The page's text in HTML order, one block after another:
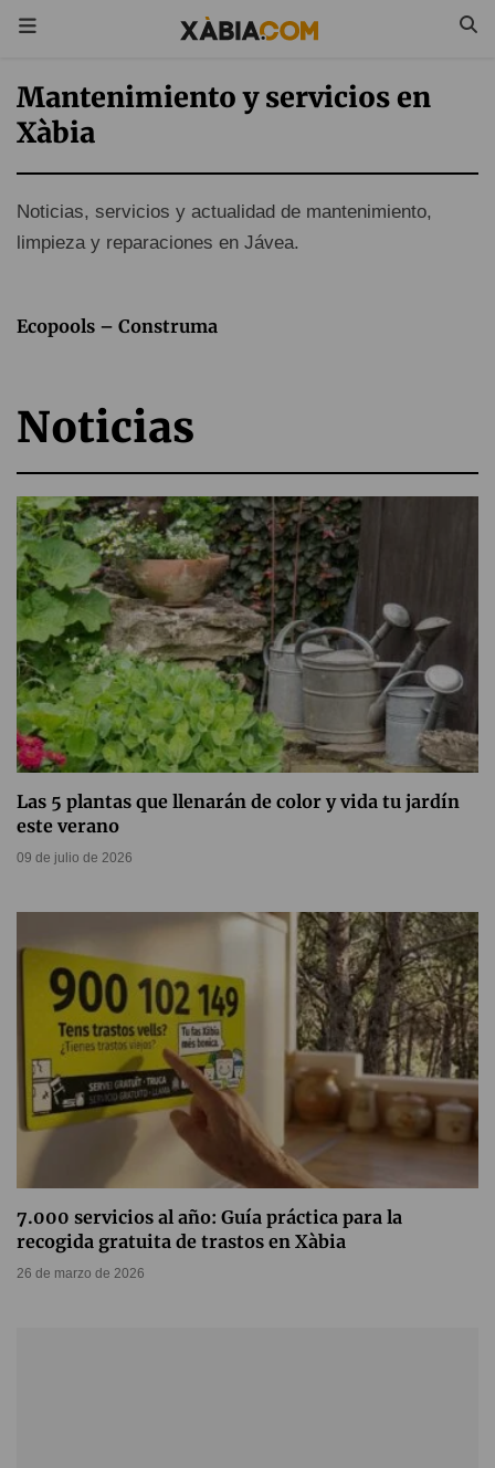
Mantenimiento y servicios en
Xàbia
Noticias, servicios y actualidad de mantenimiento,
limpieza y reparaciones en Jávea.
Ecopools – Construma
Noticias
Las 5 plantas que llenarán de color y vida tu jardín
este verano
09 de julio de 2026
7.000 servicios al año: Guía práctica para la
recogida gratuita de trastos en Xàbia
26 de marzo de 2026